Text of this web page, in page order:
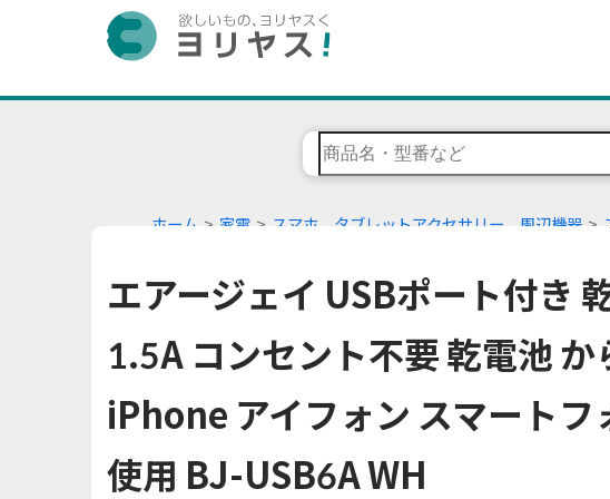
ホーム 家電 スマホ、タブレットアクセサリー、周辺機器
エアージェイ USBポート付き
1.5A コンセント不要 乾電池
iPhone アイフォン スマートフ
使用 BJ-USB6A WH